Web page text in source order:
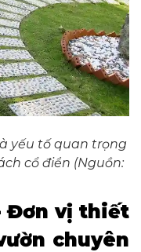
yếu tố quan trọng
cổ điển (Nguồn:
Đơn vị thiết
chuyên